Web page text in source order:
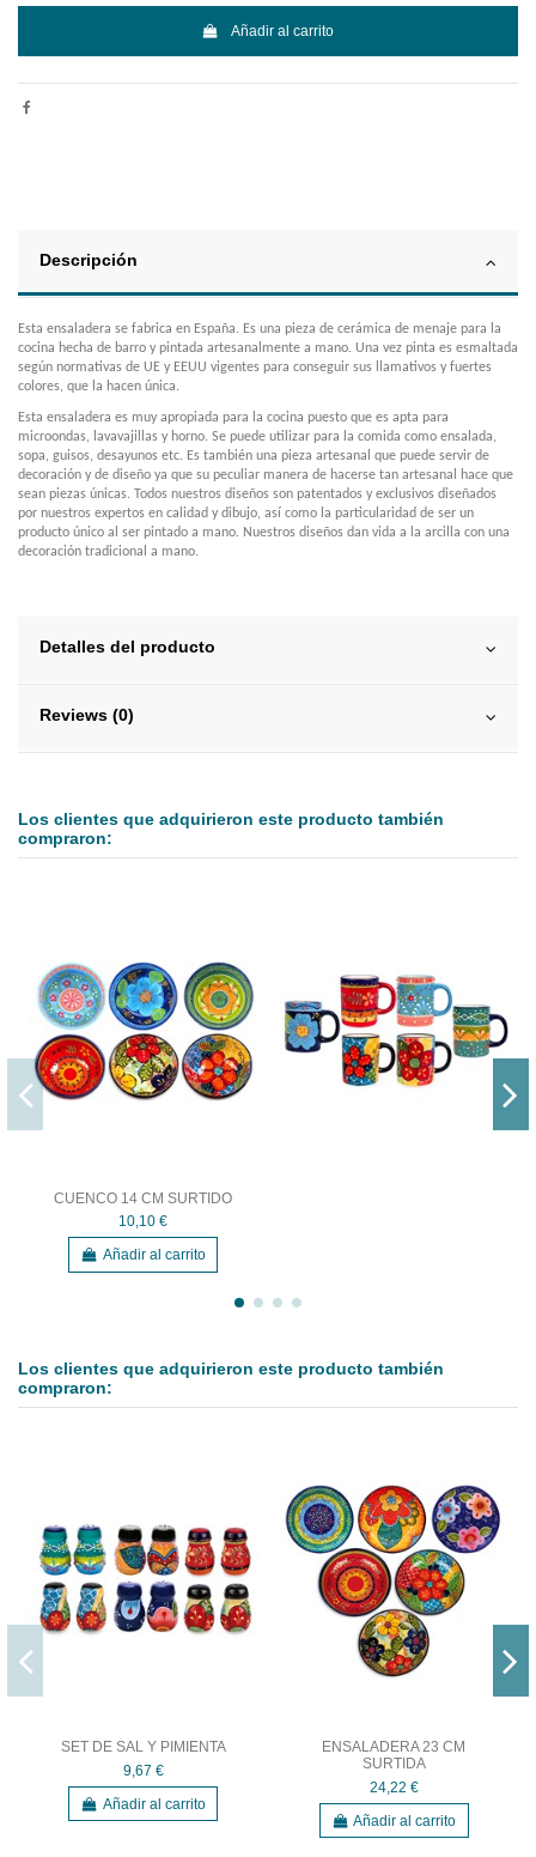
Añadir al carrito
Descripción
Esta ensaladera se fabrica en España. Es una pieza de cerámica de menaje para la
cocina hecha de barro y pintada artesanalmente a mano. Una vez pinta es esmaltada
según normativas de UE y EEUU vigentes para conseguir sus llamativos y fuertes
colores, que la hacen única.
Esta ensaladera es muy apropiada para la cocina puesto que es apta para
microondas, lavavajillas y horno. Se puede utilizar para la comida como ensalada,
sopa, guisos, desayunos etc. Es también una pieza artesanal que puede servir de
decoración y de diseño ya que su peculiar manera de hacerse tan artesanal hace que
sean piezas únicas. Todos nuestros diseños son patentados y exclusivos diseñados
por nuestros expertos en calidad y dibujo, así como la particularidad de ser un
producto único al ser pintado a mano. Nuestros diseños dan vida a la arcilla con una
decoración tradicional a mano.
Detalles del producto
Reviews (0)
Los clientes que adquirieron este producto también
compraron:
CUENCO 14 CM SURTIDO
10,10 €
Añadir al carrito
Los clientes que adquirieron este producto también
compraron:
SET DE SAL Y PIMIENTA
9,67 €
Añadir al carrito
ENSALADERA 23 CM
SURTIDA
24,22 €
Añadir al carrito